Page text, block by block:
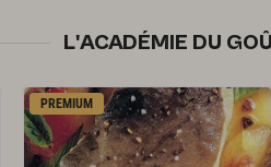
L'ACADÉMIE DU
PREMIUM